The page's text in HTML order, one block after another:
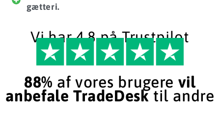
gætteri.
Vi har 4,8 på Trustpilot
88% af vores brugere vil
anbefale TradeDesktil andre